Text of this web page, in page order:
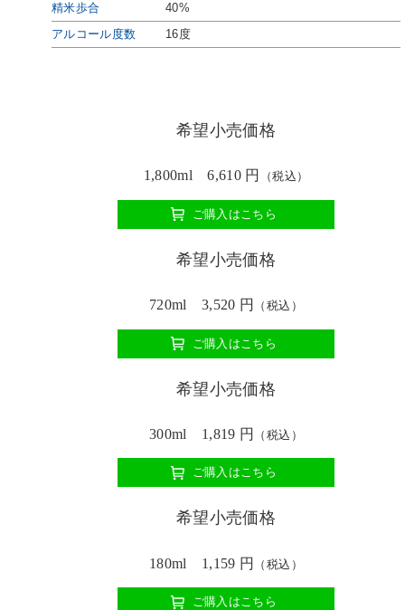
精米歩合 40%
アルコール度数 16度
希望小売価格
1,800ml 6,610 円 （税込）
ご購入はこちら
希望小売価格
720ml 3,520 円 （税込）
ご購入はこちら
希望小売価格
300ml 1,819 円 （税込）
ご購入はこちら
希望小売価格
180ml 1,159 円 （税込）
ご購入はこちら